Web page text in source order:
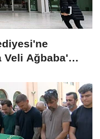
Ağbaba'nın